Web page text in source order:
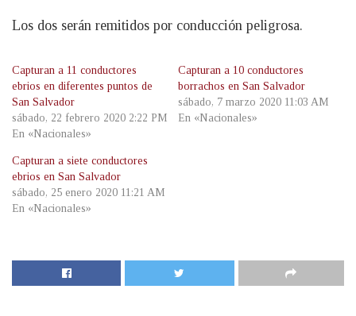
Los dos serán remitidos por conducción peligrosa.
Capturan a 11 conductores
ebrios en diferentes puntos de
San Salvador
sábado, 22 febrero 2020 2:22 PM
En «Nacionales»
Capturan a 10 conductores
borrachos en San Salvador
sábado, 7 marzo 2020 11:03 AM
En «Nacionales»
Capturan a siete conductores
ebrios en San Salvador
sábado, 25 enero 2020 11:21 AM
En «Nacionales»